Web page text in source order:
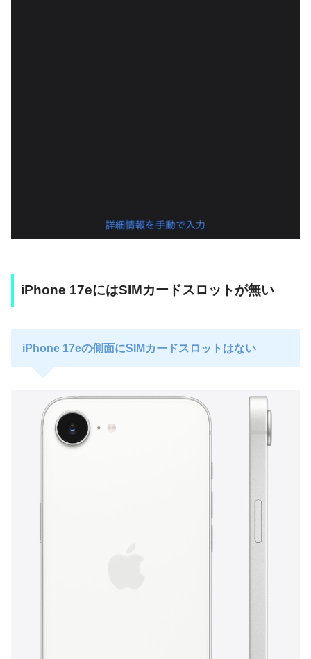
iPhone 17eにはSIMカードスロットが無い
iPhone 17eの側面にSIMカードスロットはない